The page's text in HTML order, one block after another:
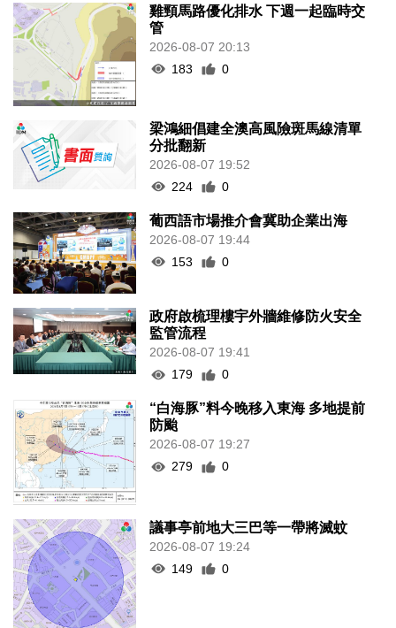
管
2026-08-07 20:13
183
0
分批翻新
2026-08-07 19:52
224
0
葡西語市場推介會冀助企業出海
2026-08-07 19:44
153
0
監管流程
2026-08-07 19:41
179
0
“白海豚”料今晚移入東海 多地提前
防颱
2026-08-07 19:27
279
0
2026-08-07 19:24
149
0